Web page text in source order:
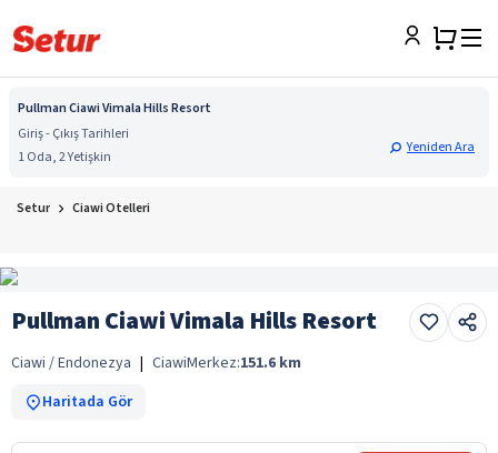
Pullman Ciawi Vimala Hills Resort
Giriş - Çıkış Tarihleri
1 Oda, 2 Yetişkin
Yeniden Ara
Setur Ciawi Otelleri
Pullman Ciawi Vimala Hills Resort
Ciawi / Endonezya | CiawiMerkez:151.6 km
Haritada Gör